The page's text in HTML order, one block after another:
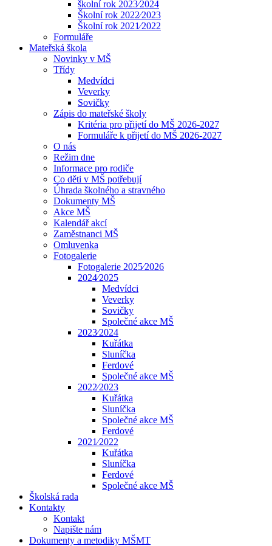
školní rok 2023⁄2024
Školní rok 2022⁄2023
Školní rok 2021⁄2022
Formuláře
Mateřská škola
Novinky v MŠ
Třídy
Medvídci
Veverky
Sovičky
Zápis do mateřské školy
Kritéria pro přijetí do MŠ 2026-2027
Formuláře k přijetí do MŠ 2026-2027
O nás
Režim dne
Informace pro rodiče
Co děti v MŠ potřebují
Úhrada školného a stravného
Dokumenty MŠ
Akce MŠ
Kalendář akcí
Zaměstnanci MŠ
Omluvenka
Fotogalerie
Fotogalerie 2025⁄2026
2024⁄2025
Medvídci
Veverky
Sovičky
Společné akce MŠ
2023⁄2024
Kuřátka
Sluníčka
Ferdové
Společné akce MŠ
2022⁄2023
Kuřátka
Sluníčka
Společné akce MŠ
Ferdové
2021⁄2022
Kuřátka
Sluníčka
Ferdové
Společné akce MŠ
Školská rada
Kontakty
Kontakt
Napište nám
Dokumenty a metodiky MŠMT